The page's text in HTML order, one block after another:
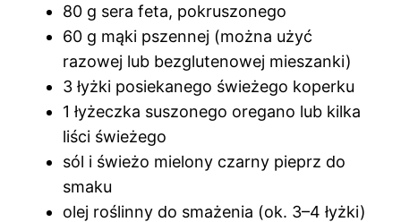
80 g sera feta, pokruszonego
60 g mąki pszennej (można użyć
razowej lub bezglutenowej mieszanki)
3 łyżki posiekanego świeżego koperku
1 łyżeczka suszonego oregano lub kilka
liści świeżego
sól i świeżo mielony czarny pieprz do
smaku
olej roślinny do smażenia (ok. 3–4 łyżki)